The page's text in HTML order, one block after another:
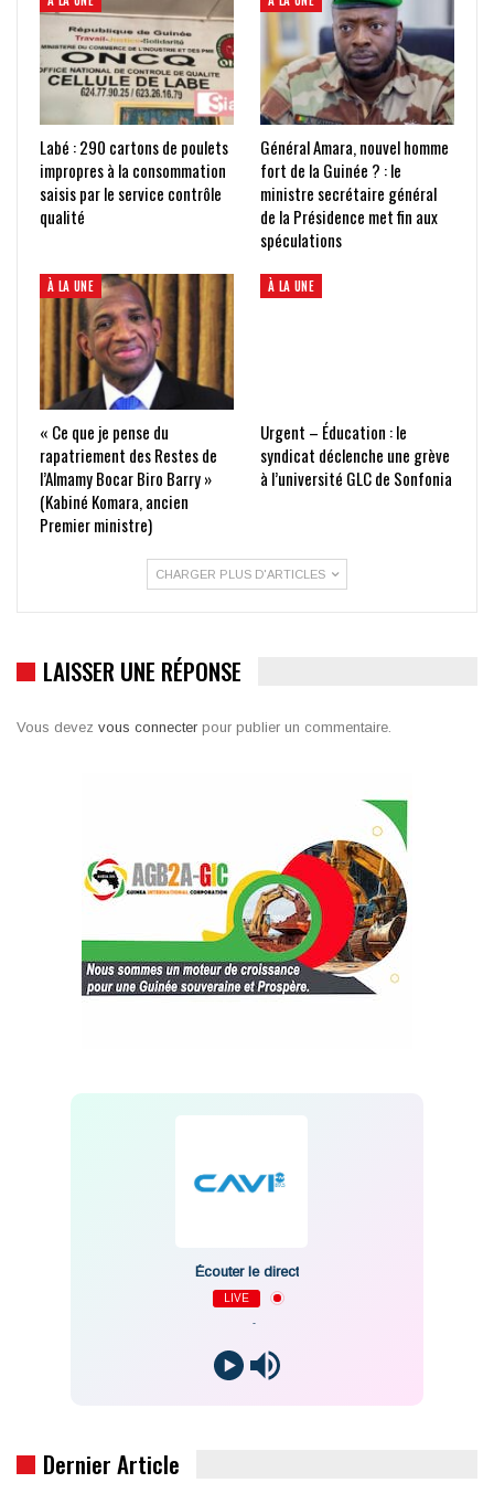
Labé : 290 cartons de poulets
impropres à la consommation
saisis par le service contrôle
qualité
Général Amara, nouvel homme
fort de la Guinée ? : le
ministre secrétaire général
de la Présidence met fin aux
spéculations
À LA UNE
« Ce que je pense du
rapatriement des Restes de
l’Almamy Bocar Biro Barry »
(Kabiné Komara, ancien
Premier ministre)
À LA UNE
Urgent – Éducation : le
syndicat déclenche une grève
à l’université GLC de Sonfonia
CHARGER PLUS D'ARTICLES
LAISSER UNE RÉPONSE
Vous devez vous connecter pour publier un commentaire.
Écouter le direct
LIVE
Dernier Article